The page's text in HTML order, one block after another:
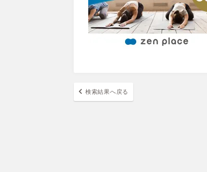
検索結果へ戻る